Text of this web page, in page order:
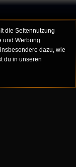
die Seitennutzung
und Werbung
dazu, wie
du in unseren